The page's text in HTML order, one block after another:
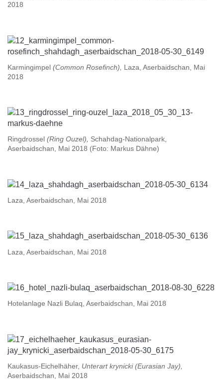
2018
Karmingimpel (Common Rosefinch),
Laza, Aserbaidschan, Mai
2018
Ringdrossel (Ring Ouzel), Schahdag-Nationalpark,
Aserbaidschan, Mai 2018 (Foto: Markus Dähne)
Laza, Aserbaidschan, Mai 2018
Laza, Aserbaidschan, Mai 2018
Hotelanlage Nazli Bulaq, Aserbaidschan, Mai 2018
Kaukasus-Eichelhäher, Unterart krynicki (Eurasian Jay),
Aserbaidschan, Mai 2018